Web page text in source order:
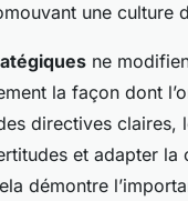
une culture
ne
la façon dont
directives
et adapter la
démontre